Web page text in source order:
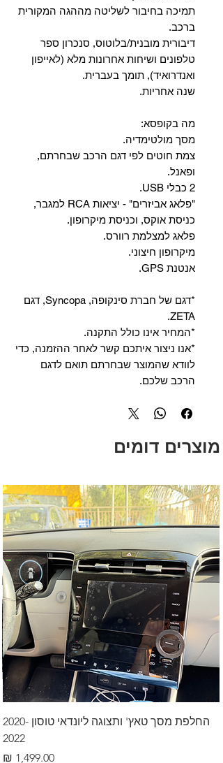
‏תמיכה בחיבור לשליטה מההגה המקורית
ברכב.
‏דיבורית מובנית/בלוטוס, ‏סנכרון ספר
טלפונים ושיחות אחרונות מלא (לאייפון
ואנדרואיד), תומך בעברית.
שנה אחריות.
מה בקופסא:
מסך מולטימדיה.
צמת חוטים לפי דגם הרכב שבחרתם,
ופאנל.
2 כבלי USB.
"פלאג אביזרים" - יציאות RCA למגבר,
כניסת אוקס, וכניסת מיקרופון.
פלאג למצלמת רוורס.
מיקרופון חיצוני.
אנטנת GPS.
*דגם של חברת סינקופה, Syncopa, דגם
ZETA.
*המחיר אינו כולל התקנה.
*אנו ניצור איתכם קשר לאחר ההזמנה, כדי
לוודא שהמוצר שבחרתם תואם לדגם
הרכב שלכם.
מוצרים דומים
החלפת מסך טאץ' ותצוגה ליונדאי טוסון 2020-
2022
מחיר